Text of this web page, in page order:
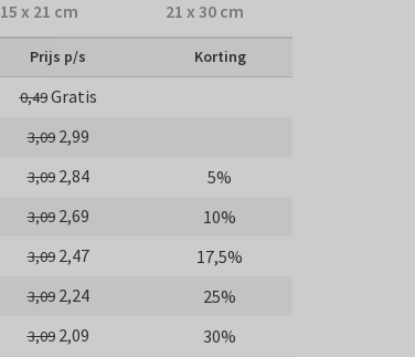
15 x 21 cm 21 x 30 cm
Prijs p/s Korting
0,49Gratis
3,09 2,99
3,09 2,84
5%
3,09 2,69
10%
3,09 2,47
17,5%
3,09 2,24
25%
3,09 2,09
30%